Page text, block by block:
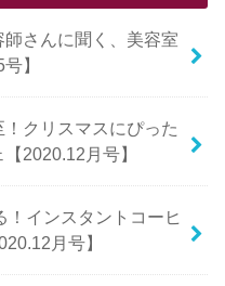
師さんに聞く、美容室
】
！クリスマスにぴった
2020.12月号】
！インスタントコーヒ
月号】